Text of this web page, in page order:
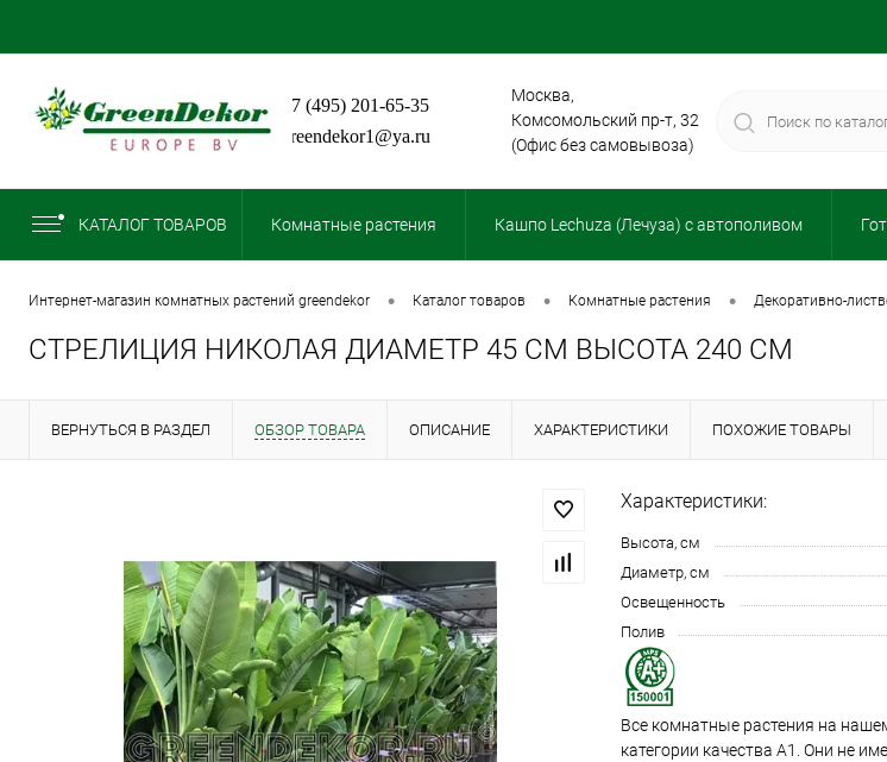
+7 (495) 201-65-35
greendekor1@ya.ru
Москва,
Комсомольский пр-т, 32
(Офис без самовывоза)
КАТАЛОГ ТОВАРОВ Комнатные растения Кашпо Lechuza (Лечуза) с автополивом
интернет-магазин комнатных растений greendekor • каталог товаров • комнатные растения • декоративно-
СТРЕЛИЦИЯ НИКОЛАЯ ДИАМЕТР 45 СМ ВЫСОТА 240 СМ
ВЕРНУТЬСЯ В РАЗДЕЛ ОБЗОР ТОВАРА ОПИСАНИЕ ХАРАКТЕРИСТИКИ ПОХОЖИЕ ТОВАРЫ
Характеристики:
Высота, см
Диаметр, см
Освещенность
Полив
Все комнатные растения на
категории качества А1. Они не